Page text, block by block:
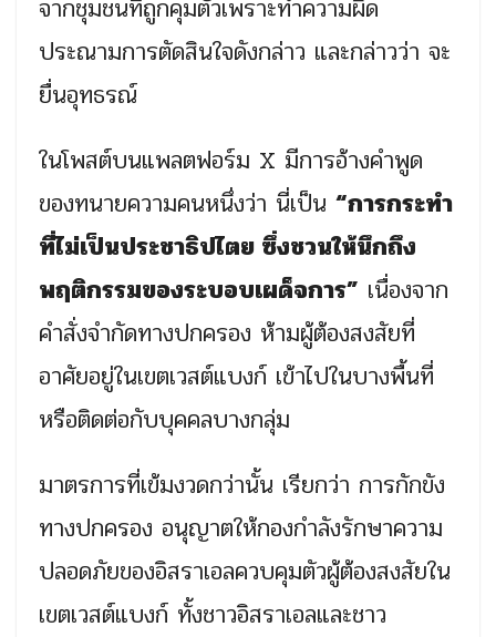
จากชุมชนที่ถูกคุมตัวเพราะทำความผิด
ประณามการตัดสินใจดังกล่าว และกล่าวว่า จะ
ยื่นอุทธรณ์
ในโพสต์บนแพลตฟอร์ม X มีการอ้างคำพูด
ของทนายความคนหนึ่งว่า นี่เป็น “การกระทำ
ที่ไม่เป็นประชาธิปไตย ซึ่งชวนให้นึกถึง
พฤติกรรมของระบอบเผด็จการ” เนื่องจาก
คำสั่งจำกัดทางปกครอง ห้ามผู้ต้องสงสัยที่
อาศัยอยู่ในเขตเวสต์แบงก์ เข้าไปในบางพื้นที่
หรือติดต่อกับบุคคลบางกลุ่ม
มาตรการที่เข้มงวดกว่านั้น เรียกว่า การกักขัง
ทางปกครอง อนุญาตให้กองกำลังรักษาความ
ปลอดภัยของอิสราเอลควบคุมตัวผู้ต้องสงสัยใน
เขตเวสต์แบงก์ ทั้งชาวอิสราเอลและชาว